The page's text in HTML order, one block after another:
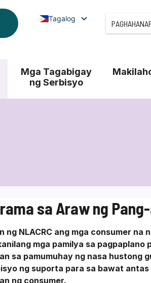
Tagalog
Mga Tagabigay
ng Serbisyo
sa Araw ng
ng NLACRC ang mga consumer na
mga pamilya sa pagpaplano
sa pamumuhay ng nasa hustong
ng suporta para sa bawat antas
ng consumer.